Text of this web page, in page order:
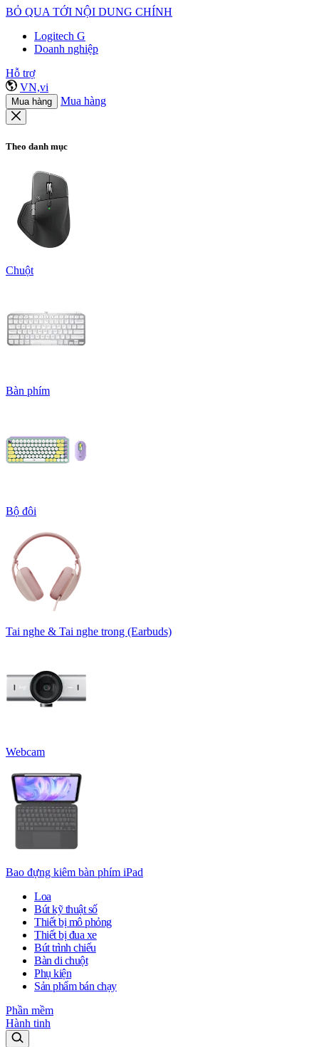
BỎ QUA TỚI NỘI DUNG CHÍNH
Logitech G
Doanh nghiệp
Hỗ trợ
VN,vi
Mua hàng Mua hàng
Theo danh mục
Chuột
Bàn phím
Bộ đôi
Tai nghe & Tai nghe trong (Earbuds)
Webcam
Bao đựng kiêm bàn phím iPad
Loa
Bút kỹ thuật số
Thiết bị mô phỏng
Thiết bị đua xe
Bút trình chiếu
Bàn di chuột
Phụ kiện
Sản phẩm bán chạy
Phần mềm
Hành tinh